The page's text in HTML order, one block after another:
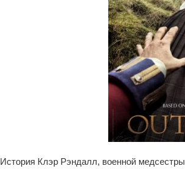
История Клэр Рэндалл, военной медсестры